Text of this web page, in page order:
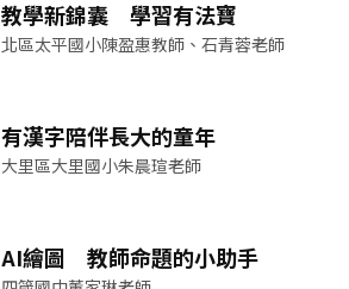
教學新錦囊 學習有法寶
北區太平國小陳盈惠教師、石青蓉老師
有漢字陪伴長大的童年
大里區大里國小朱晨瑄老師
AI繪圖 教師命題的小助手